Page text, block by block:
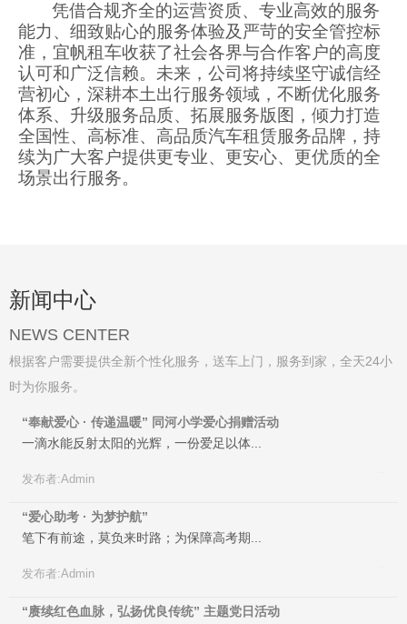
凭借合规齐全的运营资质、专业高效的服务
能力、细致贴心的服务体验及严苛的安全管控标
准，宜帆租车收获了社会各界与合作客户的高度
认可和广泛信赖。未来，公司将持续坚守诚信经
营初心，深耕本土出行服务领域，不断优化服务
体系、升级服务品质、拓展服务版图， 倾力打造
全国性、高标准、高品质汽车租赁服务品牌，持
续为广大客户提供更专业、更安心、更优质的全
场景出行服务。
新闻中心
NEWS CENTER
根据客户需要提供全新个性化服务，送车上门，服务到家，全天24小
时为你服务。
“奉献爱心 · 传递温暖” 同河小学爱心捐赠活动
一滴水能反射太阳的光辉，一份爱足以体...
发布者:Admin
“爱心助考 · 为梦护航”
笔下有前途，莫负来时路；为保障高考期...
发布者:Admin
“赓续红色血脉，弘扬优良传统” 主题党日活动